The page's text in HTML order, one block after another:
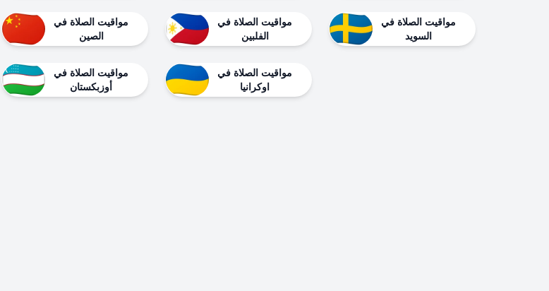
مواقيت الصلاة في
السويد
مواقيت الصلاة في
الفلبين
مواقيت الصلاة في
الصين
مواقيت الصلاة في
اوكرانيا
مواقيت الصلاة في
أوزبكستان